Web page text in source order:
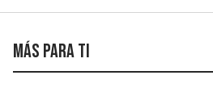
Más para ti